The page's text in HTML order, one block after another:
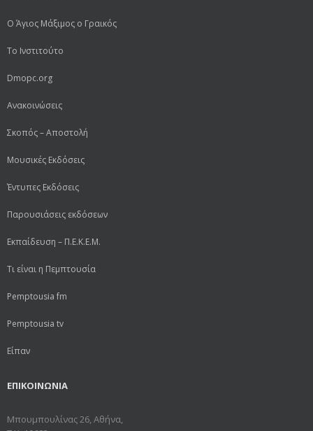
Ο Άγιος Μάξιμος ο Γραικός
Το Ινστιτούτο
Dmopc.org
Ανακοινώσεις
Σκοπός – Αποστολή
Μουσικές Εκδόσεις
Έντυπες Εκδόσεις
Παρουσιάσεις εκδόσεων
Εκπαίδευση – Π.Ε.Κ.Ε.Μ.
Τι είναι η Πεμπτουσία
Pemptousia fm
Pemptousia tv
Είπαν
ΕΠΙΚΟΙΝΩΝΙΑ
Μπουμπουλίνας 26, Αθήνα,